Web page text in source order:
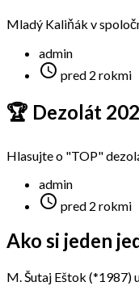
Mladý Kaliňák v
admin
 pred 2 rokmi
🏆 Dezolát
Hlasujte o "TOP"
admin
 pred 2 rokmi
Ako si jeden
M. Šutaj Eštok (*1987)